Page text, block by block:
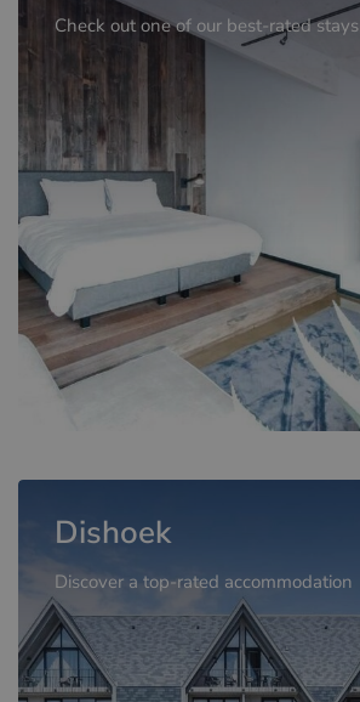
Check out one of our best-rated stays
Dishoek
Discover a top-rated accommodation